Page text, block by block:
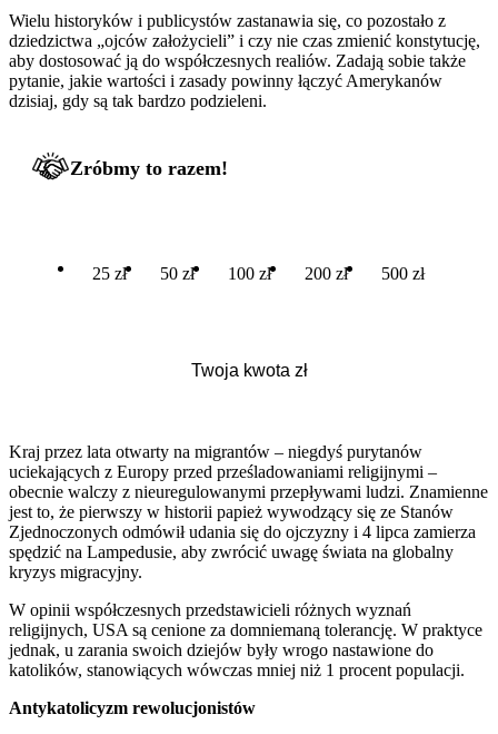
Wielu historyków i publicystów zastanawia się, co pozostało z
dziedzictwa „ojców założycieli” i czy nie czas zmienić konstytucję,
aby dostosować ją do współczesnych realiów. Zadają sobie także
pytanie, jakie wartości i zasady powinny łączyć Amerykanów
dzisiaj, gdy są tak bardzo podzieleni.
Zróbmy to razem!
25 zł 50 zł 100 zł 200 zł 500 zł
Kraj przez lata otwarty na migrantów – niegdyś purytanów
uciekających z Europy przed prześladowaniami religijnymi –
obecnie walczy z nieuregulowanymi przepływami ludzi. Znamienne
jest to, że pierwszy w historii papież wywodzący się ze Stanów
Zjednoczonych odmówił udania się do ojczyzny i 4 lipca zamierza
spędzić na Lampedusie, aby zwrócić uwagę świata na globalny
kryzys migracyjny.
W opinii współczesnych przedstawicieli różnych wyznań
religijnych, USA są cenione za domniemaną tolerancję. W praktyce
jednak, u zarania swoich dziejów były wrogo nastawione do
katolików, stanowiących wówczas mniej niż 1 procent populacji.
Antykatolicyzm rewolucjonistów